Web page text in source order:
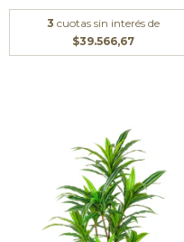
3 cuotas sin interés de
$39.566,67